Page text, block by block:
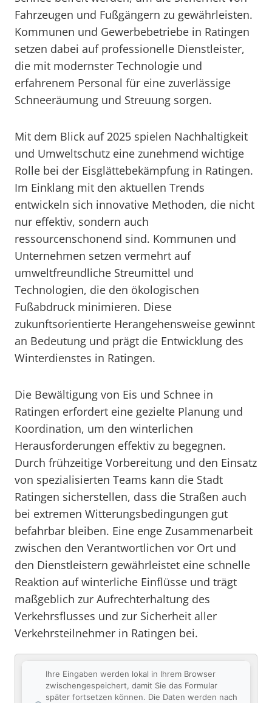
Fahrzeugen und Fußgängern zu gewährleisten.
Kommunen und Gewerbebetriebe in Ratingen
setzen dabei auf professionelle Dienstleister,
die mit modernster Technologie und
erfahrenem Personal für eine zuverlässige
Schneeräumung und Streuung sorgen.
Mit dem Blick auf 2025 spielen Nachhaltigkeit
und Umweltschutz eine zunehmend wichtige
Rolle bei der Eisglättebekämpfung in Ratingen.
Im Einklang mit den aktuellen Trends
entwickeln sich innovative Methoden, die nicht
nur effektiv, sondern auch
ressourcenschonend sind. Kommunen und
Unternehmen setzen vermehrt auf
umweltfreundliche Streumittel und
Technologien, die den ökologischen
Fußabdruck minimieren. Diese
zukunftsorientierte Herangehensweise gewinnt
an Bedeutung und prägt die Entwicklung des
Winterdienstes in Ratingen.
Die Bewältigung von Eis und Schnee in
Ratingen erfordert eine gezielte Planung und
Koordination, um den winterlichen
Herausforderungen effektiv zu begegnen.
Durch frühzeitige Vorbereitung und den Einsatz
von spezialisierten Teams kann die Stadt
Ratingen sicherstellen, dass die Straßen auch
bei extremen Witterungsbedingungen gut
befahrbar bleiben. Eine enge Zusammenarbeit
zwischen den Verantwortlichen vor Ort und
den Dienstleistern gewährleistet eine schnelle
Reaktion auf winterliche Einflüsse und trägt
maßgeblich zur Aufrechterhaltung des
Verkehrsflusses und zur Sicherheit aller
Verkehrsteilnehmer in Ratingen bei.
Ihre Eingaben werden lokal in Ihrem Browser
zwischengespeichert, damit Sie das Formular
später fortsetzen können. Die Daten werden nach